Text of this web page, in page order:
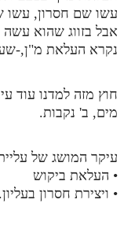
עשו שם חסרון, עשו
אבל בזווג שהוא
נקרא העלאת מ"ן,-
חוץ מזה למדנו עוד
מים, ב' נקבות.
עיקר המושג של
• העלאת ביקוש
• ויצירת חסרון בעליון.